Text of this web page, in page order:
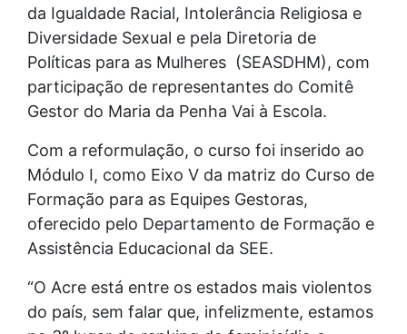
da Igualdade Racial, Intolerância Religiosa e
Diversidade Sexual e pela Diretoria de
Políticas para as Mulheres (SEASDHM), com
participação de representantes do Comitê
Gestor do Maria da Penha Vai à Escola.
Com a reformulação, o curso foi inserido ao
Módulo I, como Eixo V da matriz do Curso de
Formação para as Equipes Gestoras,
oferecido pelo Departamento de Formação e
Assistência Educacional da SEE.
“O Acre está entre os estados mais violentos
do país, sem falar que, infelizmente, estamos